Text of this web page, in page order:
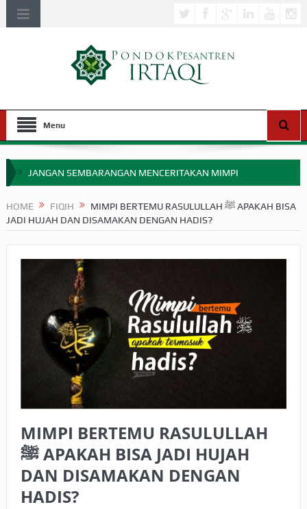
Menu
JANGAN SEMBARANGAN MENCERITAKAN MIMPI
APAKAH ULAMA SALEH PERLU MASUK SCOPUS?
MIMPI YANG DIABAIKAN MENJELANG PERANG BADAR
SEBELUM TIBA SAAT WAJIB?
HAKIKAT NIKMAT DI DUNIA!
BAGAIMANA CARA MEMBAYAR ZAKAT UANG?
UANG HARAM BISA MENJADI HALAL JIKA SEBAB
KEPEMILIKANNYA BERUBAH
ISTIDLAL BATIL VS ISTIDLAL SYAR’I
BAHASA CINTA KARENA ALLAH
HUKUM MEMBAYAR ZAKAT DENGAN CARA MENGANGSUR
HUKUM MEMBAYAR ZAKAT KEPADA KERABAT SENDIRI
HOME FIQIH
MIMPI BERTEMU RASULULLAH ﷺ APAKAH BISA
JADI HUJAH DAN DISAMAKAN DENGAN HADIS?
MIMPI BERTEMU RASULULLAH
ﷺ APAKAH BISA JADI HUJAH
DAN DISAMAKAN DENGAN
HADIS?